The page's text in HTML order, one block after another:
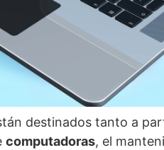
destinados tanto a
computadoras, el